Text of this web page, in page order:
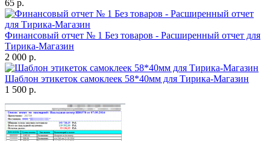
65 р.
Финансовый отчет № 1 Без товаров - Расширенный отчет для
Тирика-Магазин
2 000 р.
Шаблон этикеток самоклеек 58*40мм для Тирика-Магазин
1 500 р.